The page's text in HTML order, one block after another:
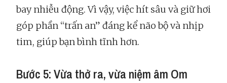
bay nhiễu động. Vì vậy, việc hít sâu và giữ hơi
góp phần “trấn an” đáng kể não bộ và nhịp
tim, giúp bạn bình tĩnh hơn.
Bước 5: Vừa thở ra, vừa niệm âm Om